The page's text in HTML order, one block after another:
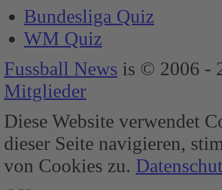
Usercentrics
Consent
Management
Platform&
Bundesliga Quiz
WM Quiz
Fussball News is © 2006 -
Mitglieder
Diese Website verwendet
dieser Seite navigieren,
von Cookies zu.